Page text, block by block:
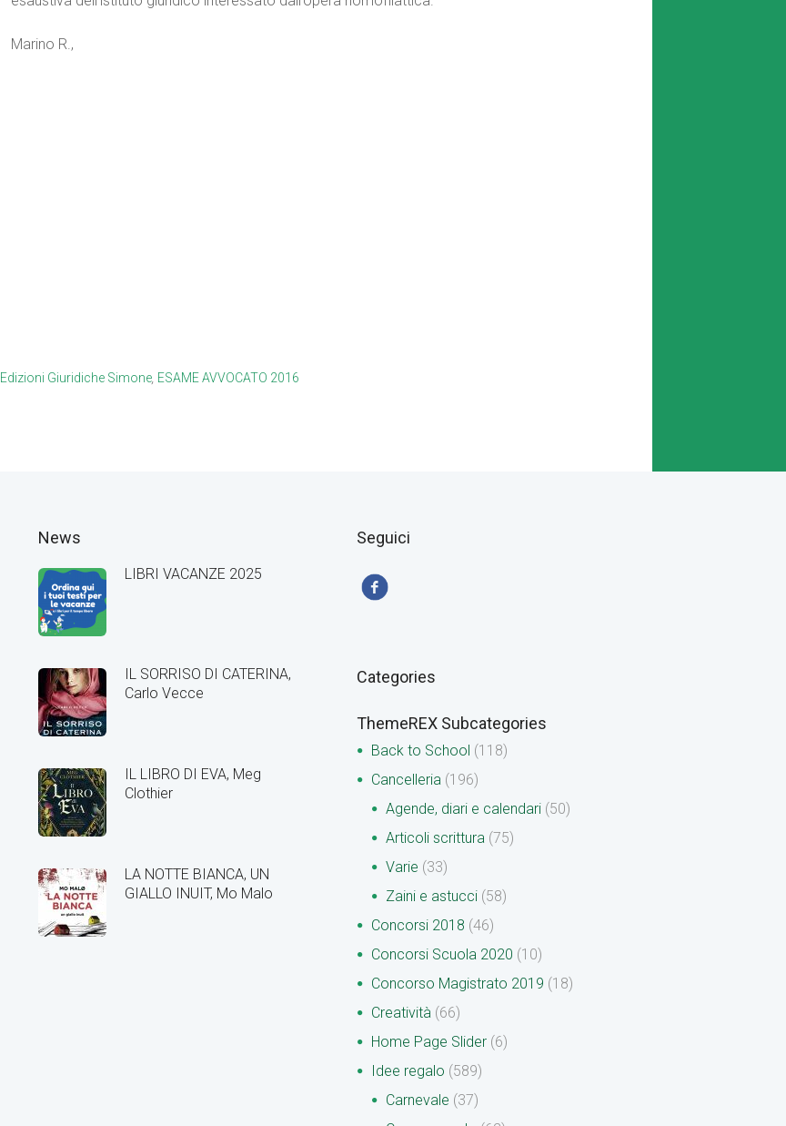
Marino R.,
Edizioni Giuridiche Simone ESAME AVVOCATO 2016
News
LIBRI VACANZE 2025
IL SORRISO DI CATERINA,
Carlo Vecce
IL LIBRO DI EVA, Meg
Clothier
LA NOTTE BIANCA, UN
GIALLO INUIT, Mo Malo
Seguici
Categories
ThemeREX Subcategories
Back to School (118)
Cancelleria (196)
Agende, diari e calendari (50)
Articoli scrittura (75)
Varie (33)
Zaini e astucci (58)
Concorsi 2018 (46)
Concorsi Scuola 2020 (10)
Concorso Magistrato 2019 (18)
Creatività (66)
Home Page Slider (6)
Idee regalo (589)
Carnevale (37)